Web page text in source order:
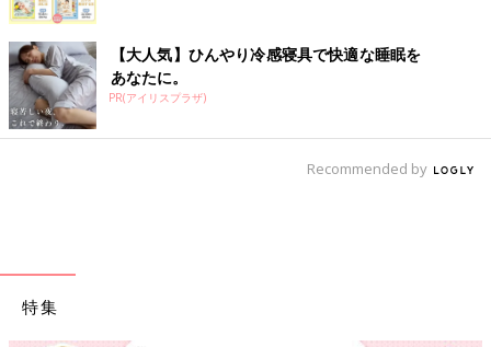
【大人気】ひんやり冷感寝具で快適な睡眠を
あなたに。
PR(アイリスプラザ)
Recommended by
特集